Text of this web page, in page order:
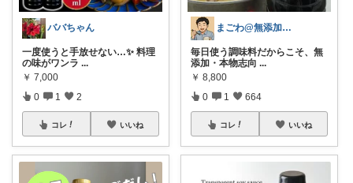
ババちゃん
一度使うと手放せない…✨ 料理
の味がワンラ ...
￥ 7,000
0 1 2
コレ いいね
まごわ@無添加、オーガニック食品
毎日使う調味料だからこそ、無
添加・本物志向 ...
￥ 8,800
0 1 664
コレ いいね